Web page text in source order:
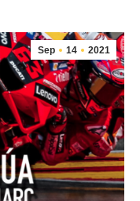
Sep 14 2021